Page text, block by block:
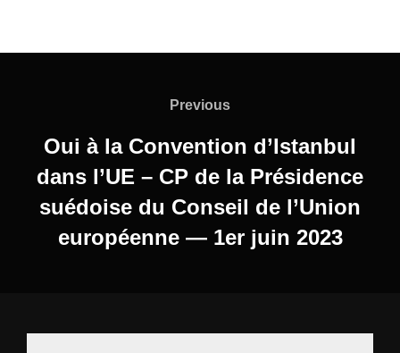
Previous
Oui à la Convention d’Istanbul
dans l’UE – CP de la Présidence
suédoise du Conseil de l’Union
européenne — 1er juin 2023